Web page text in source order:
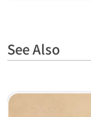
See Also